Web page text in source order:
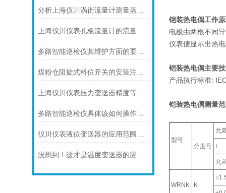
分析上海仪川涡街流量计测量蒸汽的三种方式
上海仪川仪表孔板流量计的流量计算公式
多路智能巡检仪其维护方面的要点是什么？
煤粉仓阻旋式料位开关的安装注意事项
上海仪川仪表压力变送器精度等级的划分方法
多路智能巡检仪具体该如何操作呢？
仪川仪表液位变送器的应用范围涵盖了多个行业和领域
没想到！这才是温度变送器的应用特点！
铠装热电偶工作
电极由两根不同
仪表便显示出热
铠装热电偶主要
产品执行标准:
铠装热电偶测量
型号
分度号
允
允
WRNK K